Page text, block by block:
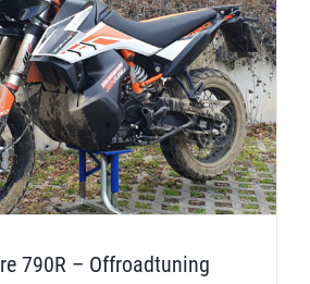
790R – Offroadtuning